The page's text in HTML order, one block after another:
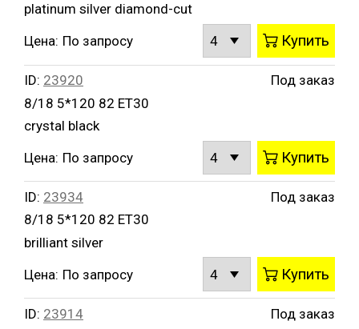
platinum silver diamond-cut
Цена: По запросу Купить
ID: 23920
8/18 5*120 82 ET30
crystal black
Под заказ
Цена: По запросу Купить
ID: 23934
8/18 5*120 82 ET30
brilliant silver
Под заказ
Цена: По запросу Купить
ID: 23914
Под заказ